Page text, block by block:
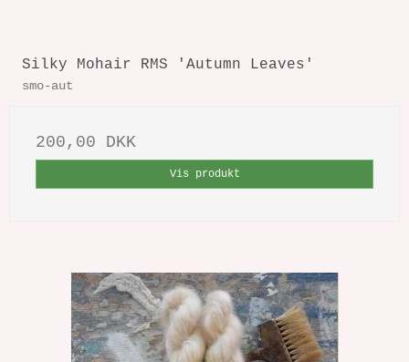
Silky Mohair RMS 'Autumn Leaves'
smo-aut
200,00 DKK
Vis produkt